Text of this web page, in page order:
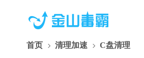
首页 清理加速 C盘清理